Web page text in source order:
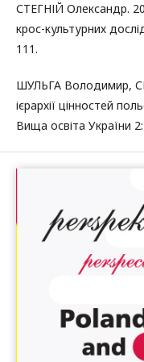
СТЕГНІЙ Олександр.
крос-культурних
111.
ШУЛЬГА Володимир,
ієрархії цінностей
Вища освіта України